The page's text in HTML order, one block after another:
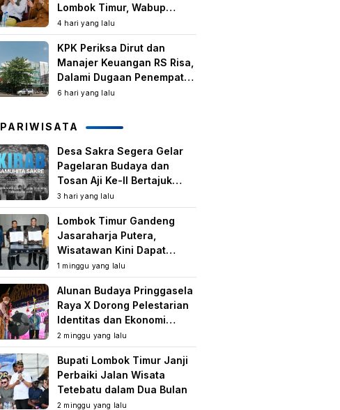
Lombok Timur, Wabup
Tekankan Pentingnya
Pendidikan dan
Pencegahan Perkawinan
Anak
4 hari yang lalu
KPK Periksa Dirut dan
Manajer Keuangan RS Risa,
Dalami Dugaan Penempatan
Dana Rp2,25 Miliar oleh
6 hari yang lalu
PARIWISATA
Desa Sakra Segera Gelar
Pagelaran Budaya dan
Tosan Aji Ke-II Bertajuk
Samuhita Sakre
3 hari yang lalu
Lombok Timur Gandeng
Jasaraharja Putera,
Wisatawan Kini Dapat
Perlindungan Asuransi di
Destinasi Wisata
1 minggu yang lalu
Alunan Budaya Pringgasela
Raya X Dorong Pelestarian
Identitas dan Ekonomi
Masyarakat
2 minggu yang lalu
Bupati Lombok Timur Janji
Perbaiki Jalan Wisata
Tetebatu dalam Dua Bulan
2 minggu yang lalu